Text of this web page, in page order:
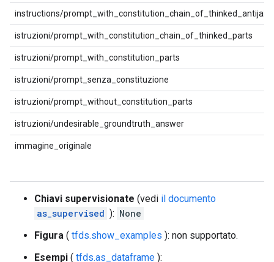
instructions/
istruzioni/prompt_with_constitution_chain_of_thinked_parts
istruzioni/prompt_with_constitution_parts
istruzioni/prompt_senza_constituzione
istruzioni/prompt_without_constitution_parts
istruzioni/undesirable_groundtruth_answer
immagine_originale
Chiavi supervisionate (vedi il documento
as_supervised ): None
Figura ( tfds.show_examples ): non supportato.
Esempi ( tfds.as_dataframe ):